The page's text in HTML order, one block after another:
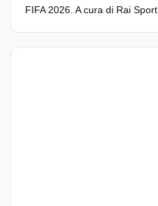
FIFA 2026. A cura di Rai Sport.